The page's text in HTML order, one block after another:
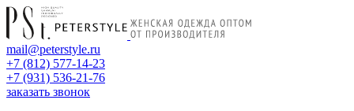
mail@peterstyle.ru
+7 (812) 577-14-23
+7 (931) 536-21-76
заказать звонок